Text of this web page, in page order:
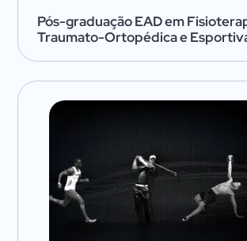
Pós-graduação EAD em
Traumato-Ortopédica e